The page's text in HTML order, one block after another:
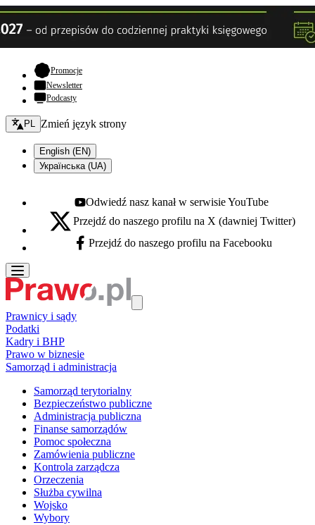
Promocje- otwiera się w nowej karcie
Newsletter
Podcasty
Zmień język - bieżący:
PL Zmień język strony
English (EN)
Українська (UA)
Youtube - otwiera się w nowej karcie
Odwiedź nasz kanał w serwisie YouTube
X - otwiera się w nowej karcie
Przejdź do naszego profilu na X (dawniej Twitter)
Facebook - otwiera się w nowej karcie
Przejdź do naszego profilu na Facebooku
Prawnicy i sądy
Podatki
Kadry i BHP
Prawo w biznesie
Samorząd i administracja
Samorząd terytorialny
Bezpieczeństwo publiczne
Administracja publiczna
Finanse samorządów
Pomoc społeczna
Zamówienia publiczne
Kontrola zarządcza
Orzeczenia
Służba cywilna
Wojsko
Wybory